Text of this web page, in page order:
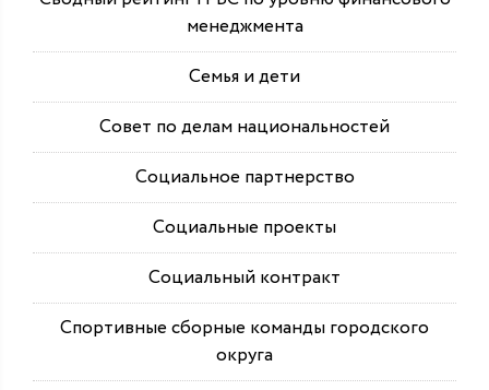
менеджмента
Семья и дети
Совет по делам национальностей
Социальное партнерство
Социальные проекты
Социальный контракт
Спортивные сборные команды городского
округа